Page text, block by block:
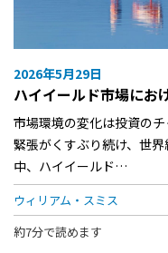
2026年5月29日
ハイイールド市場にお
市場環境の変化は投資の
緊張がくすぶり続け、世
中、ハイイールド…
ウィリアム・スミス
約7分で読めます